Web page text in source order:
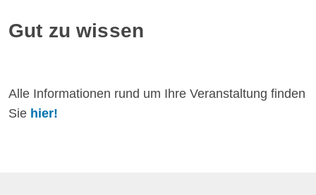
Gut zu wissen
Alle Informationen rund um Ihre Veranstaltung finden
Sie hier!